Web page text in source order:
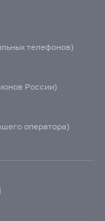
телефонов)
России)
оператора)